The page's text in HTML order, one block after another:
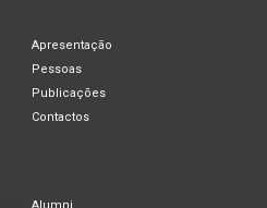
Apresentação
Pessoas
Publicações
Contactos